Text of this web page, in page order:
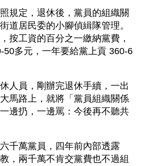
規定，退休後，黨員的組織關
道居民委的小腳偵緝隊管理。
按工資的百分之一繳納黨費，
50多元，一年要給黨上貢 360-6
人員，剛辦完退休手續，一出
馬路上，就將「黨員組織關係
邊扔，一邊罵：今後再不聽共
千萬黨員，四年前內部透露
，兩千萬不肯交黨費也不過組